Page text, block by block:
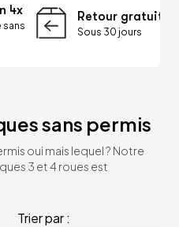
4x
sans
Retour gratuit
Sous 30 jours
sans permis
oui mais lequel ? Notre
3 et 4 roues est
Trier par :